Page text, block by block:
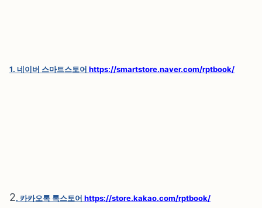
1. 네이버 스마트스토어 https://smartstore.naver.com/rptbook/
2. 카카오톡 톡스토어 https://store.kakao.com/rptbook/